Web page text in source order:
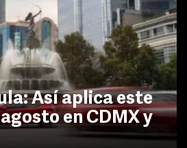
Así aplica este
en CDMX y